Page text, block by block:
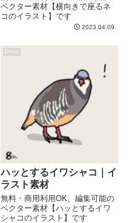
ベクター素材【横向きで座るネ
コのイラスト】です
2023.04.09
Other
ハッとするイワシャコ｜イ
ラスト素材
無料・商用利用OK、編集可能の
ベクター素材【ハッとするイワ
シャコのイラスト】です